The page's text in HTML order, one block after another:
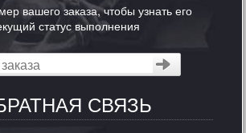
вашего заказа, чтобы узнать его
статус выполнения
СВЯЗЬ